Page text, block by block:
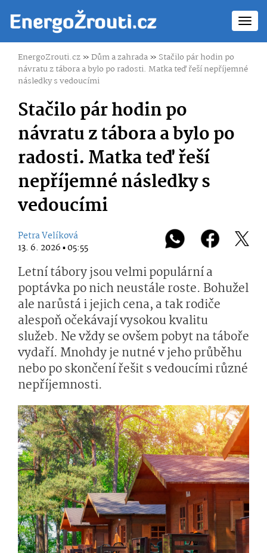
EnergoZrouti.cz»Dům a zahrada» Stačilo pár hodin po
návratu z tábora a bylo po radosti. Matka teď řeší nepříjemné
následky s vedoucími
Stačilo pár hodin po
návratu z tábora a bylo po
radosti. Matka teď řeší
nepříjemné následky s
vedoucími
Petra Velíková
13. 6. 2026 ▪ 05:55
Letní tábory jsou velmi populární a
poptávka po nich neustále roste. Bohužel
ale narůstá i jejich cena, a tak rodiče
alespoň očekávají vysokou kvalitu
služeb. Ne vždy se ovšem pobyt na táboře
vydaří. Mnohdy je nutné v jeho průběhu
nebo po skončení řešit s vedoucími různé
nepříjemnosti.